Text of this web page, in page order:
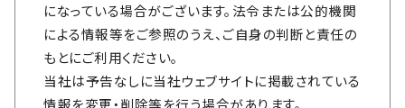
になっている場合がございます。法令または公的機関
による情報等をご参照のうえ、ご自身の判断と責任の
もとにご利用ください。
当社は予告なしに当社ウェブサイトに掲載されている
情報を変更・削除等を行う場合があります。